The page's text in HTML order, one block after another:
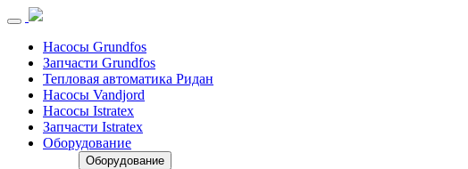
Насосы Grundfos
Запчасти Grundfos
Тепловая автоматика Ридан
Насосы Vandjord
Насосы Istratex
Запчасти Istratex
Оборудование
Оборудование